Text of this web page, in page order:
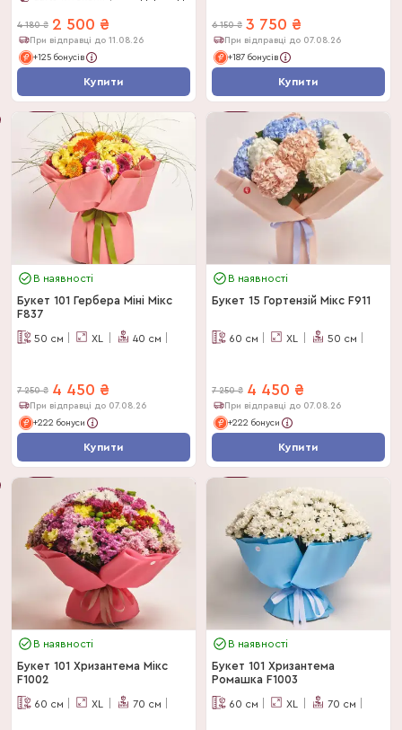
4 180 ₴ 2 500 ₴
При відправці до 11.08.26
+125 бонусів
Купити
40
6 150 ₴ 3 750 ₴
При відправці до 07.08.26
+187 бонусів
Купити
В наявності
Букет 101 Гербера Міні Мікс
F837
50 см XL 40 см
7 250 ₴ 4 450 ₴
При відправці до 07.08.26
+222 бонуси
Купити
В наявності
Букет 15 Гортензій Мікс F911
60 см XL 50 см
7 250 ₴ 4 450 ₴
При відправці до 07.08.26
+222 бонуси
Купити
В наявності
Букет 101 Хризантема Мікс
F1002
60 см XL 70 см
В наявності
Букет 101 Хризантема
Ромашка F1003
60 см XL 70 см